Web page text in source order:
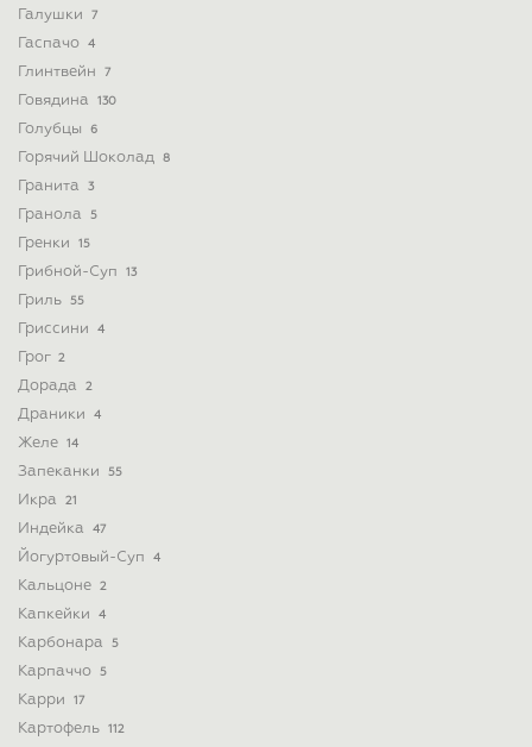
Галушки 7
Гаспачо 4
Глинтвейн 7
Говядина 130
Голубцы 6
Горячий Шоколад 8
Гранита 3
Гранола 5
Гренки 15
Грибной-Суп 13
Гриль 55
Гриссини 4
Грог 2
Дорада 2
Драники 4
Желе 14
Запеканки 55
Икра 21
Индейка 47
Йогуртовый-Суп 4
Кальцоне 2
Капкейки 4
Карбонара 5
Карпаччо 5
Карри 17
Картофель 112